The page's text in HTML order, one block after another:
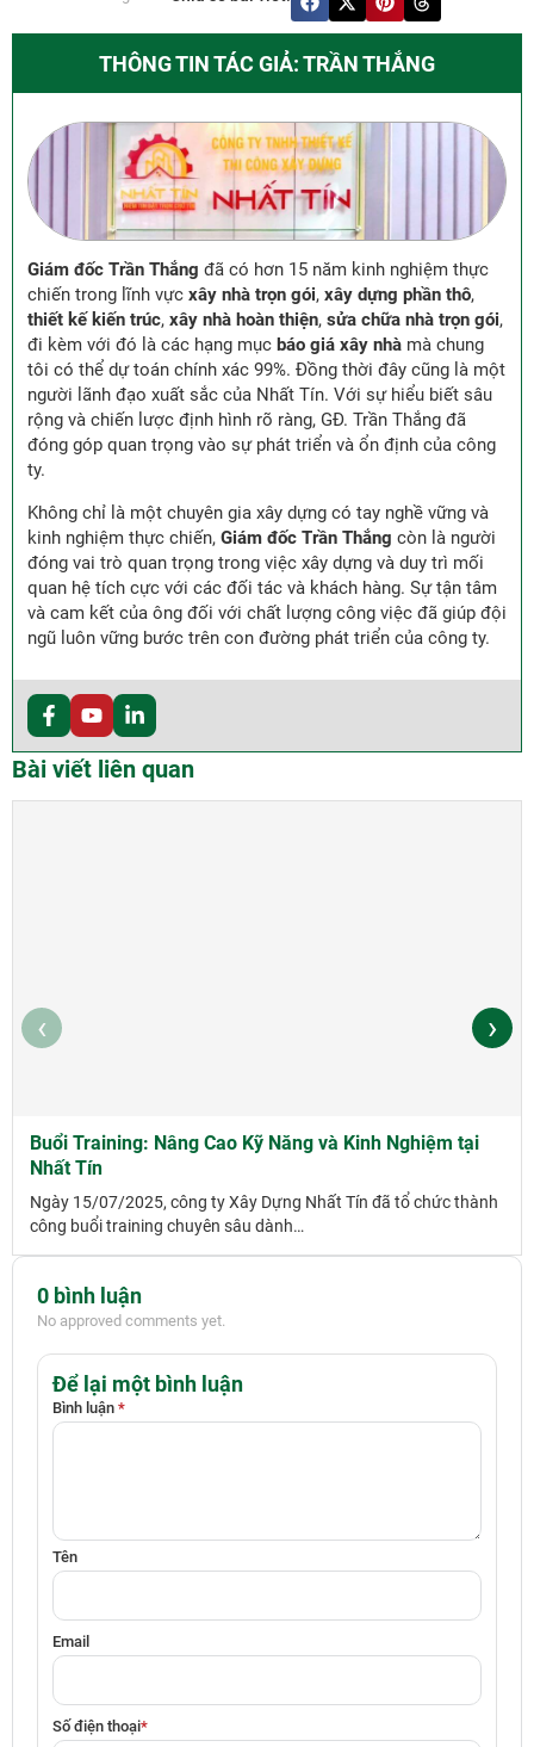
THÔNG TIN TÁC GIẢ: TRẦN THẮNG
Giám đốc Trần Thắng đã có hơn 15 năm kinh nghiệm thực
chiến trong lĩnh vực xây nhà trọn gói, xây dựng phần thô,
thiết kế kiến trúc, xây nhà hoàn thiện, sửa chữa nhà trọn gói,
đi kèm với đó là các hạng mục báo giá xây nhà mà chung
tôi có thể dự toán chính xác 99%. Đồng thời đây cũng là một
người lãnh đạo xuất sắc của Nhất Tín. Với sự hiểu biết sâu
rộng và chiến lược định hình rõ ràng, GĐ. Trần Thắng đã
đóng góp quan trọng vào sự phát triển và ổn định của công
ty.
Không chỉ là một chuyên gia xây dựng có tay nghề vững và
kinh nghiệm thực chiến, Giám đốc Trần Thắng còn là người
đóng vai trò quan trọng trong việc xây dựng và duy trì mối
quan hệ tích cực với các đối tác và khách hàng. Sự tận tâm
và cam kết của ông đối với chất lượng công việc đã giúp đội
ngũ luôn vững bước trên con đường phát triển của công ty.
Bài viết liên quan
‹
Buổi Training: Nâng Cao Kỹ Năng và Kinh Nghiệm tại
Nhất Tín
Ngày 15/07/2025, công ty Xây Dựng Nhất Tín đã tổ chức thành
công buổi training chuyên sâu dành…
›
0 bình luận
No approved comments yet.
Để lại một bình luận
Bình luận *
Tên
Email
Số điện thoại*